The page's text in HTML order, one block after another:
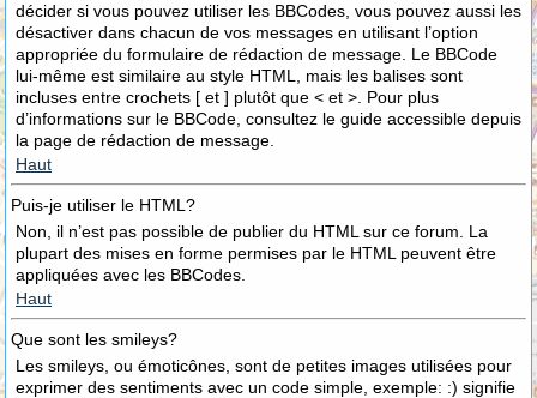
décider si vous pouvez utiliser les BBCodes, vous pouvez aussi les
désactiver dans chacun de vos messages en utilisant l’option
appropriée du formulaire de rédaction de message. Le BBCode
lui-même est similaire au style HTML, mais les balises sont
incluses entre crochets [ et ] plutôt que < et >. Pour plus
d’informations sur le BBCode, consultez le guide accessible depuis
la page de rédaction de message.
Haut
Puis-je utiliser le HTML?
Non, il n’est pas possible de publier du HTML sur ce forum. La
plupart des mises en forme permises par le HTML peuvent être
appliquées avec les BBCodes.
Haut
Que sont les smileys?
Les smileys, ou émoticônes, sont de petites images utilisées pour
exprimer des sentiments avec un code simple, exemple: :) signifie